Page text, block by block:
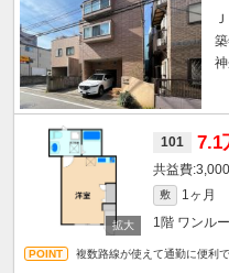
101 7.1
敷 1ヶ月
1階 ワンル
複数路線が使えて通勤に便利